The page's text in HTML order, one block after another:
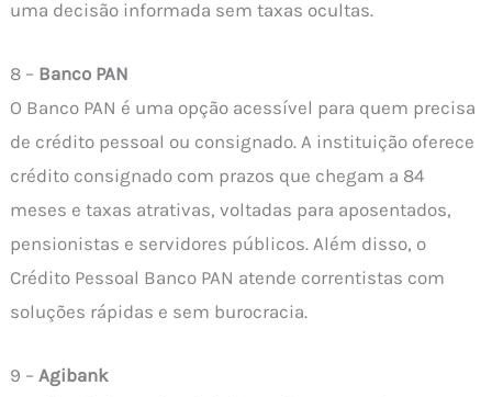
uma decisão informada sem taxas ocultas.
8 – Banco PAN
O Banco PAN é uma opção acessível para quem precisa
de crédito pessoal ou consignado. A instituição oferece
crédito consignado com prazos que chegam a 84
meses e taxas atrativas, voltadas para aposentados,
pensionistas e servidores públicos. Além disso, o
Crédito Pessoal Banco PAN atende correntistas com
soluções rápidas e sem burocracia.
9 –Agibank